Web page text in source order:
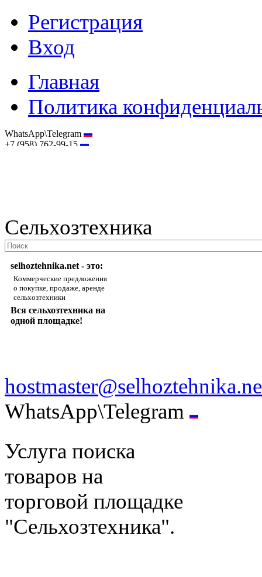
Регистрация
Вход
Главная
Политика
WhatsApp\Telegram
+7 (958) 762-99-15
Сельхозтехника
selhoztehnika.net - это:
Коммерческие предложения
о покупке, продаже, аренде
сельхозтехники
Вся сельхозтехника на
одной площадке!
WhatsApp\Telegram
Услуга поиска
товаров на
торговой площадке
"Сельхозтехника".